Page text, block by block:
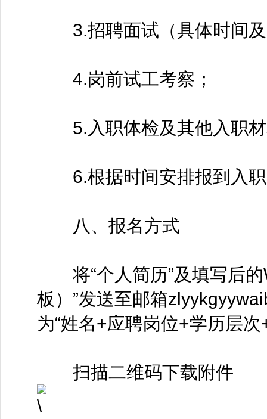
3.招聘面试（具体时间及
4.岗前试工考察；
5.入职体检及其他入职材
6.根据时间安排报到入
八、报名方式
将“个人简历”及填写后的
板）”发送至邮箱
为“姓名+应聘岗位+学历层次
扫描二维码下载附件